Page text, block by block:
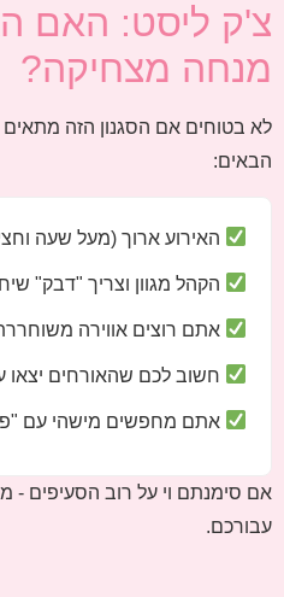
צ'ק ליסט: האם
מנחה מצחיקה?
לא בטוחים אם הסגנון הזה מתאים
הבאים:
האירוע ארוך (מעל שעה
הקהל מגוון וצריך "דבק"
אתם רוצים אווירה
חשוב לכם שהאורחים יצאו
אתם מחפשים מישהי עם
אם סימנתם וי על רוב הסעיפים -
עבורכם.